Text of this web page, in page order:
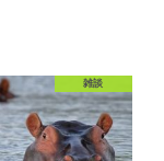
雑談